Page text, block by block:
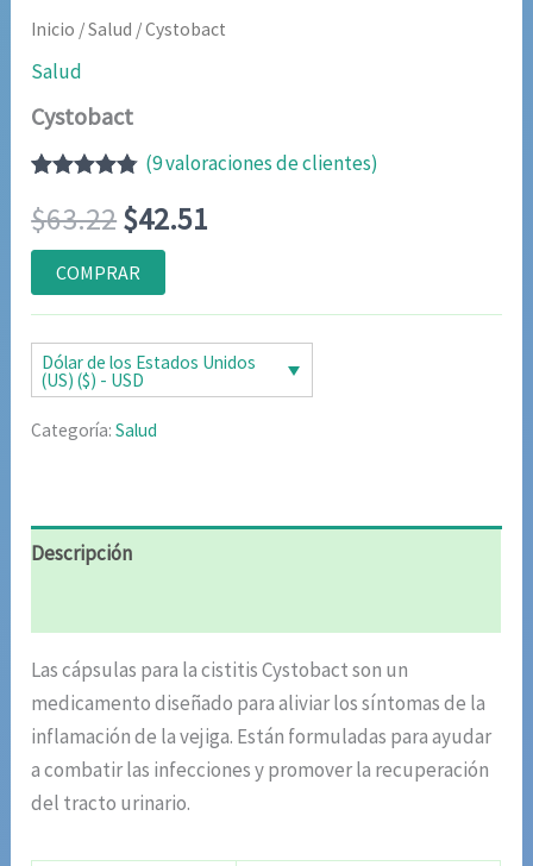
Inicio /Salud / Cystobact
Salud
Cystobact
con4.75de
5 en base
a
valoraciones
de clientes
(9valoraciones de clientes)
$63.22El
precio
original
era:
$63.22.
$42.51
actual
es:
COMPRAR
Dólar de los Estados Unidos
(US) ($) - USD
Categoría:Salud
Descripción
Las cápsulas para la cistitis Cystobact son un
medicamento diseñado para aliviar los síntomas de la
inflamación de la vejiga. Están formuladas para ayudar
a combatir las infecciones y promover la recuperación
del tracto urinario.